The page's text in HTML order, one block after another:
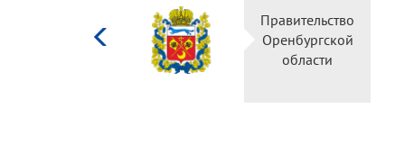
Министерство
культуры
Российской
федерации